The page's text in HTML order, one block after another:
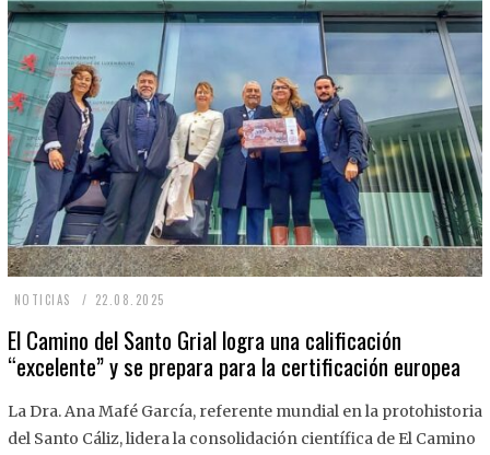
NOTICIAS 22.08.2025
.
8
El Camino del Santo Grial logra una calificación
“excelente” y se prepara para la certificación europea
La Dra. Ana Mafé García, referente mundial en la protohistoria
del Santo Cáliz, lidera la consolidación científica de El Camino